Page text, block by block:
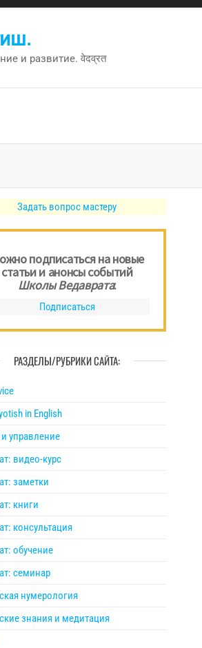
и развитие. वेदव्रत
Задать вопрос мастеру
подписаться на новые
статьи и анонсы событий
Школы Ведаврата:
Подписаться
РАЗДЕЛЫ/РУБРИКИ САЙТА:
in English
управление
видео-курс
заметки
книги
консультация
обучение
семинар
нумерология
знания и медитация